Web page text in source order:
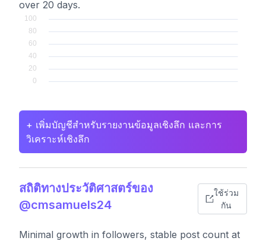
over 20 days.
+ เพิ่มบัญชีสำหรับรายงานข้อมูลเชิงลึก และการ
วิเคราะห์เชิงลึก
สถิติทางประวัติศาสตร์ของ
@cmsamuels24
ใช้ร่วม
กัน
Minimal growth in followers, stable post count at